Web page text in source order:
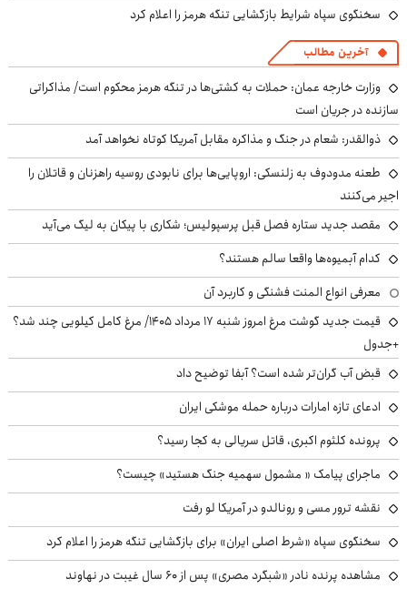
سخنگوی سپاه شرایط بازگشایی تنگه هرمز را اعلام کرد
آخرین مطالب
وزارت خارجه عمان: حملات به کشتی‌ها در تنگه هرمز محکوم است/ مذاکراتی
سازنده در جریان است
ذوالقدر: شعام در جنگ و مذاکره مقابل آمریکا کوتاه نخواهد آمد
طعنه مدودوف به زلنسکی: اروپایی‌ها برای نابودی روسیه راهزنان و قاتلان را
اجیر می‌کنند
مقصد جدید ستاره فصل قبل پرسپولیس؛ شکاری با پیکان به لیگ می‌آید
کدام آبمیوه‌ها واقعا سالم هستند؟
معرفی انواع المنت فشنگی و کاربرد آن
قیمت جدید گوشت مرغ امروز شنبه ۱۷ مرداد ۱۴۰۵/ مرغ کامل کیلویی چند شد؟
+جدول
قبض آب گران‌تر شده است؟ آبفا توضیح داد
ادعای تازه امارات درباره حمله موشکی ایران
پرونده کلثوم اکبری، قاتل سریالی به کجا رسید؟
ماجرای پیامک « مشمول سهمیه جنگ هستید» چیست؟
نقشه ترور مسی و رونالدو در آمریکا لو رفت
سخنگوی سپاه «شرط اصلی ایران» برای بازگشایی تنگه هرمز را اعلام کرد
مشاهده پرنده نادر «شبگرد مصری» پس از ۶۰ سال غیبت در نهاوند